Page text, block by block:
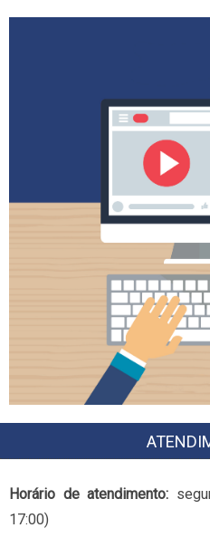
Horário de atendimento:
17:00)